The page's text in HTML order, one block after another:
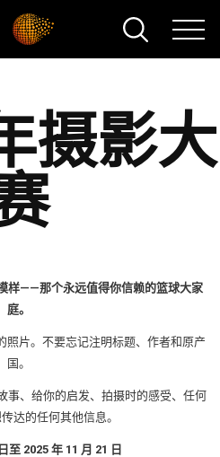
摄影大
样——那个永远值得你信赖的篮球大家
庭。
照片。不要忘记注明标题、作者和原产
国。
事、给你的启发、拍摄时的感受、任何
达的任何其他信息。
至 2025 年 11 月 21 日